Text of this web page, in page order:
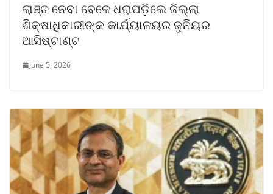
ଲାଞ୍ଚ ନେବା ବେଳେ ଧରାପଡ଼ିଲେ ଜିଲ୍ଲା
ଶିକ୍ଷାଧିକାରୀଙ୍କ କାର୍ଯ୍ୟାଳୟର ଜୁନିୟର
ଆସିଷ୍ଟାଣ୍ଟ
June 5, 2026